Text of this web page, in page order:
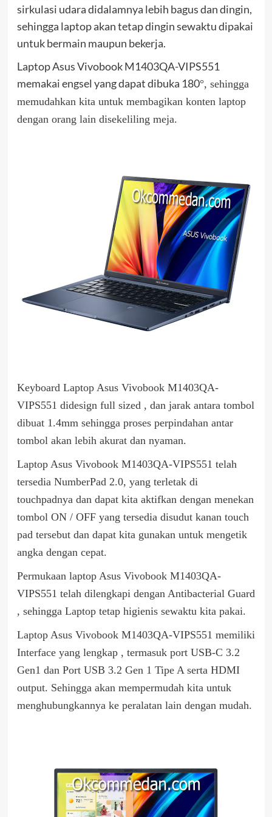
sirkulasi udara didalamnya lebih bagus dan dingin,
sehingga laptop akan tetap dingin sewaktu dipakai
untuk bermain maupun bekerja.
Laptop Asus Vivobook M1403QA-VIPS551
memakai engsel yang dapat dibuka 180°, sehingga
memudahkan kita untuk membagikan konten laptop
dengan orang lain disekeliling meja.
Keyboard Laptop Asus Vivobook M1403QA-
VIPS551 didesign full sized , dan jarak antara tombol
dibuat 1.4mm sehingga proses perpindahan antar
tombol akan lebih akurat dan nyaman.
Laptop Asus Vivobook M1403QA-VIPS551 telah
tersedia NumberPad 2.0, yang terletak di
touchpadnya dan dapat kita aktifkan dengan menekan
tombol ON / OFF yang tersedia disudut kanan touch
pad tersebut dan dapat kita gunakan untuk mengetik
angka dengan cepat.
Permukaan laptop Asus Vivobook M1403QA-
VIPS551 telah dilengkapi dengan Antibacterial Guard
, sehingga Laptop tetap higienis sewaktu kita pakai.
Laptop Asus Vivobook M1403QA-VIPS551 memiliki
Interface yang lengkap , termasuk port USB-C 3.2
Gen1 dan Port USB 3.2 Gen 1 Tipe A serta HDMI
output. Sehingga akan mempermudah kita untuk
menghubungkannya ke peralatan lain dengan mudah.